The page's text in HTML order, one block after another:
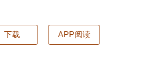
下载 APP阅读